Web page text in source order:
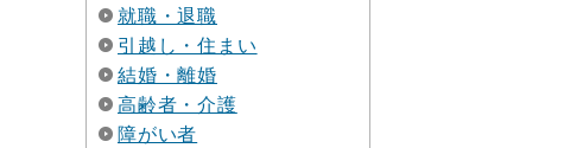
就職・退職
引越し・住まい
結婚・離婚
高齢者・介護
障がい者